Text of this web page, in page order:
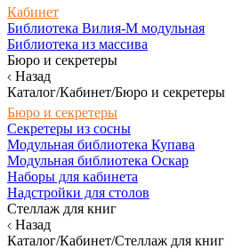
Кабинет
Библиотека Вилия-М модульная
Библиотека из массива
Бюро и секретеры
Назад
Каталог/Кабинет/Бюро и секретеры
Бюро и секретеры
Секретеры из сосны
Модульная библиотека Купава
Модульная библиотека Оскар
Наборы для кабинета
Надстройки для столов
Стеллаж для книг
Назад
Каталог/Кабинет/Стеллаж для книг